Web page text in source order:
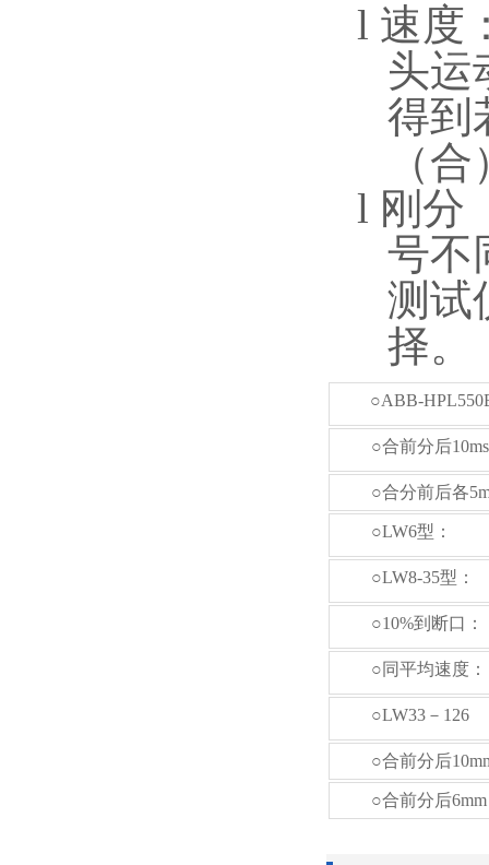
l 速度
头运
得到
（
l 刚 分
号不
测试
择。
○ABB-
○合前分后
○合分前后各
○LW6型：
○LW8-35型：
○10%到断口：
○同平均速度：
○LW33－126
○合前分后
○合前分后